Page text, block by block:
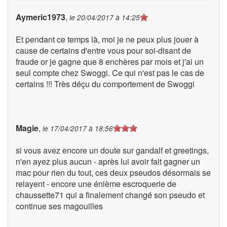
Aymeric1973, le 20/04/2017 à 14:25
Et pendant ce temps là, moi je ne peux plus jouer à
cause de certains d'entre vous pour soi-disant de
fraude or je gagne que 8 enchères par mois et j'ai un
seul compte chez Swoggi. Ce qui n'est pas le cas de
certains !!! Très déçu du comportement de Swoggi
Magie, le 17/04/2017 à 18:56
si vous avez encore un doute sur gandalf et greetings,
n'en ayez plus aucun - après lui avoir fait gagner un
mac pour rien du tout, ces deux pseudos désormais se
relayent - encore une énième escroquerie de
chaussette71 qui a finalement changé son pseudo et
continue ses magouilles